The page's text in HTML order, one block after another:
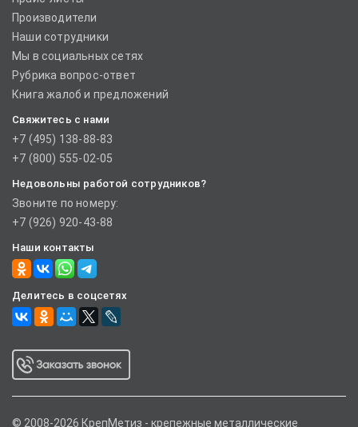
Производители
Наши сотрудники
Мы в социальных сетях
Рубрика вопрос-ответ
Книга жалоб и предложений
Свяжитесь с нами
+7 (495) 138-88-83
+7 (800) 555-02-05
Недовольны работой сотрудников?
Звоните по номеру:
+7 (926) 920-43-88
Наши контакты
Делитесь в соцсетях
© 2008-2026 КрепМетиз - крепежные металлические